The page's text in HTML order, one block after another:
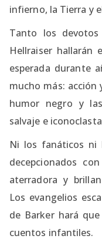
infierno, la Tierra y
Tanto los
Hellraiser hallarán
esperada durante
mucho más: acción
humor negro y
salvaje e
Ni los fanáticos ni
decepcionados
aterradora y
Los evangelios
de Barker hará
cuentos infantiles.